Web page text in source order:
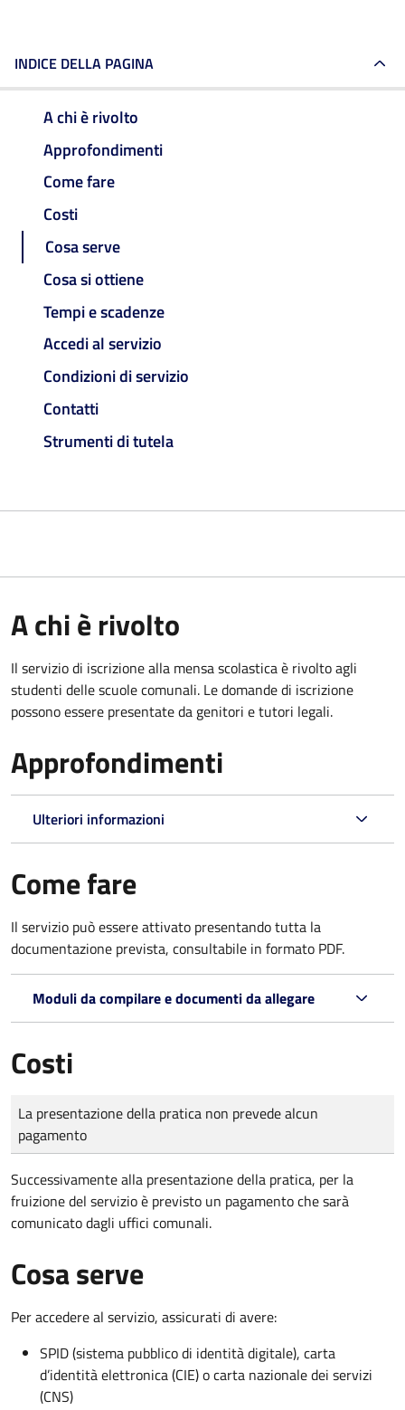
INDICE DELLA PAGINA
A chi è rivolto
Approfondimenti
Come fare
Costi
Cosa serve
Cosa si ottiene
Tempi e scadenze
Accedi al servizio
Condizioni di servizio
Contatti
Strumenti di tutela
A chi è rivolto
Il servizio di iscrizione alla mensa scolastica è rivolto agli
studenti delle scuole comunali. Le domande di iscrizione
possono essere presentate da genitori e tutori legali.
Approfondimenti
Ulteriori informazioni
Come fare
Il servizio può essere attivato presentando tutta la
documentazione prevista, consultabile in formato PDF.
Moduli da compilare e documenti da allegare
Costi
Tipo di pagamento
Importo
La presentazione della pratica non prevede alcun
pagamento
Successivamente alla presentazione della pratica, per la
fruizione del servizio è previsto un pagamento che sarà
comunicato dagli uffici comunali.
Cosa serve
Per accedere al servizio, assicurati di avere:
SPID (sistema pubblico di identità digitale), carta
d’identità elettronica (CIE) o carta nazionale dei servizi
(CNS)